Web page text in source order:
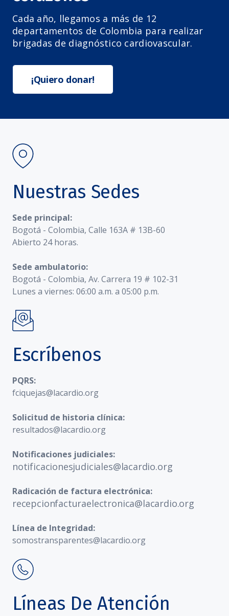
Cada año, llegamos a más de 12
departamentos de Colombia para realizar
brigadas de diagnóstico cardiovascular.
¡Quiero donar!
Nuestras Sedes
Sede principal:
Bogotá - Colombia, Calle 163A # 13B-60
Abierto 24 horas.
Sede ambulatorio:
Bogotá - Colombia, Av. Carrera 19 # 102-31
Lunes a viernes: 06:00 a.m. a 05:00 p.m.
Escríbenos
PQRS:
fciquejas@lacardio.org
Solicitud de historia clínica:
resultados@lacardio.org
Notificaciones judiciales:
notificacionesjudiciales@lacardio.org
Radicación de factura electrónica:
recepcionfacturaelectronica@lacardio.org
Línea de Integridad:
somostransparentes@lacardio.org
Líneas De Atención